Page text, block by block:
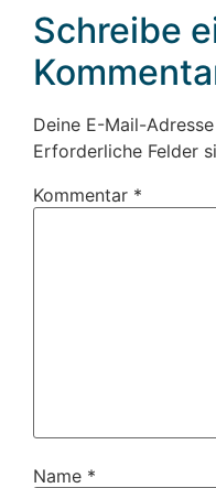
Schreibe
Deine E-Mail-
Erforderliche Felder
Kommentar *
Name *